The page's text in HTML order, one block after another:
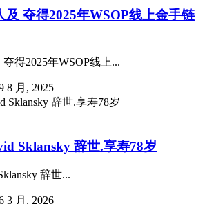
及 夺得2025年WSOP线上金手链
得2025年WSOP线上...
8 月, 2025
Sklansky 辞世.享寿78岁
辞世...
3 月, 2026